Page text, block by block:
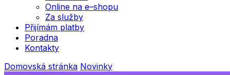
Online na e–shopu
Za služby
Přijímám platby
Poradna
Kontakty
Domovská stránka Novinky